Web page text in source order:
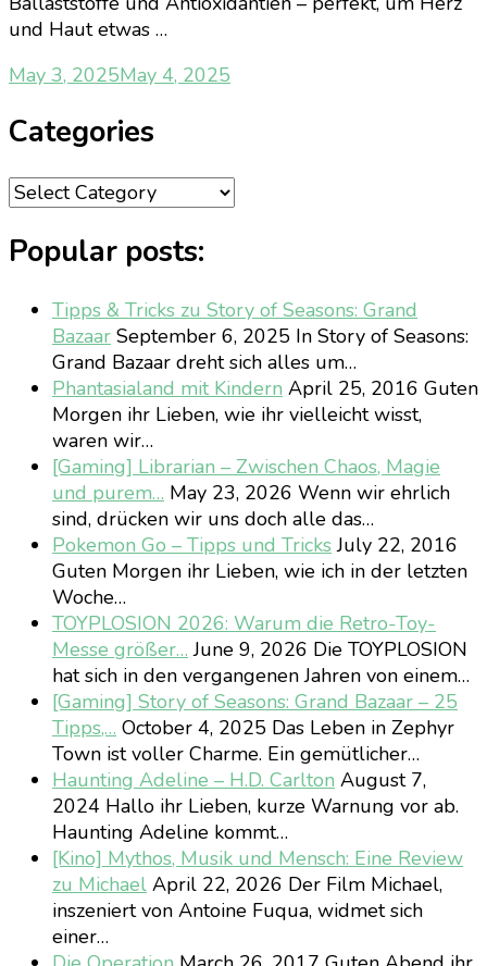
und Haut etwas …
May 3, 2025May 4, 2025
Categories
Categories
Popular posts:
Tipps & Tricks zu Story of Seasons: Grand
Bazaar September 6, 2025 In Story of Seasons:
Grand Bazaar dreht sich alles um…
Phantasialand mit Kindern April 25, 2016 Guten
Morgen ihr Lieben, wie ihr vielleicht wisst,
waren wir…
[Gaming] Librarian – Zwischen Chaos, Magie
und purem… May 23, 2026 Wenn wir ehrlich
sind, drücken wir uns doch alle das…
Pokemon Go – Tipps und TricksJuly 22, 2016
Guten Morgen ihr Lieben, wie ich in der letzten
Woche…
TOYPLOSION 2026: Warum die Retro-Toy-
Messe größer… June 9, 2026 Die TOYPLOSION
hat sich in den vergangenen Jahren von einem…
[Gaming] Story of Seasons: Grand Bazaar – 25
Tipps,… October 4, 2025 Das Leben in Zephyr
Town ist voller Charme. Ein gemütlicher…
Haunting Adeline – H.D. Carlton August 7,
2024 Hallo ihr Lieben, kurze Warnung vor ab.
Haunting Adeline kommt…
[Kino] Mythos, Musik und Mensch: Eine Review
zu Michael April 22, 2026 Der Film Michael,
inszeniert von Antoine Fuqua, widmet sich
einer…